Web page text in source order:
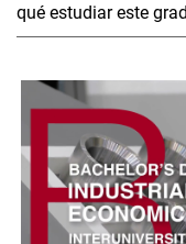
qué estudiar este